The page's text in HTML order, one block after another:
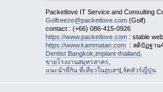
Packetlove IT Service and Consulting
Golfreeze@packetlove.com(Golf)
contact : (+66) 086-415-0926
https://www.packetlove.com: stable
https://www.kammatan.com: สติปัฏฐาน4
Dentist Bangkok implant-thailand,
ขายโรงงานสมุทรสาคร,
แนะนำที่กิน ที่เที่ยวในอุบลฯ|, จัดทัวร์ญี่ปุ่น